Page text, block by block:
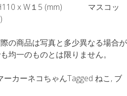
x W１5 (mm) マスコッ
の商品は写真と多少異なる場合が
均一のものとは限りません。
ーカーネコちゃんTagged ねこ, ブ